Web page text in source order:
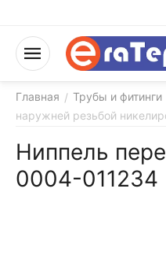
Главная / Трубы и фитинги
наружней резьбой
Ниппель
0004-011234